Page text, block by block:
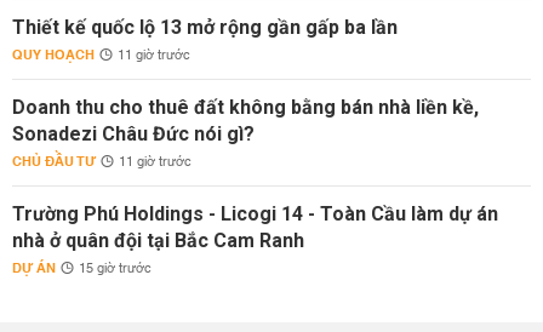
Thiết kế quốc lộ 13 mở rộng gần gấp ba lần
QUY HOẠCH 11 giờ trước
Doanh thu cho thuê đất không bằng bán nhà liền kề,
Sonadezi Châu Đức nói gì?
CHỦ ĐẦU TƯ 11 giờ trước
Trường Phú Holdings - Licogi 14 - Toàn Cầu làm dự án
nhà ở quân đội tại Bắc Cam Ranh
DỰ ÁN 15 giờ trước